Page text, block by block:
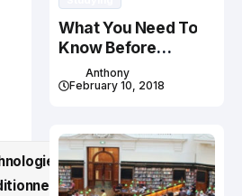
Solution
Numérique
What You Need To
Know Before
Studying In Canada
Anthony
February 10, 2018